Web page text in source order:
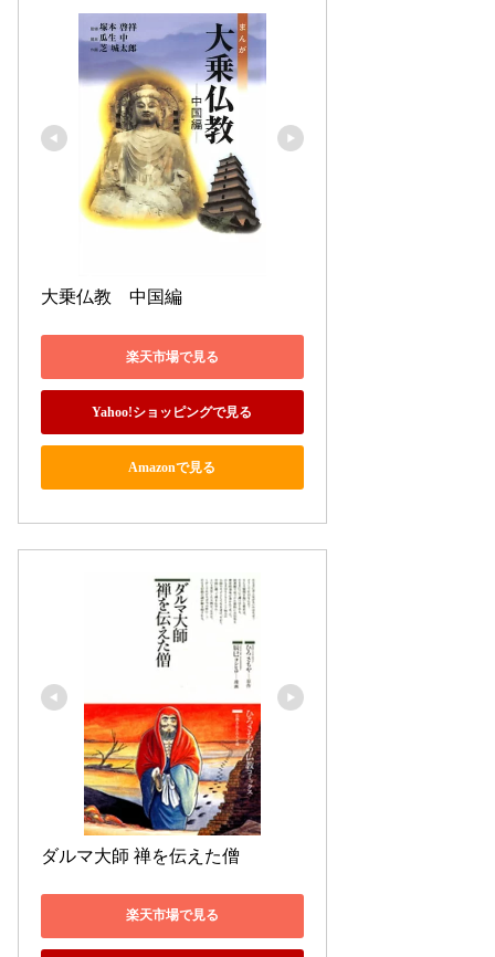
大乗仏教　中国編
楽天市場で見る
Yahoo!ショッピングで見る
Amazonで見る
ダルマ大師 禅を伝えた僧
楽天市場で見る